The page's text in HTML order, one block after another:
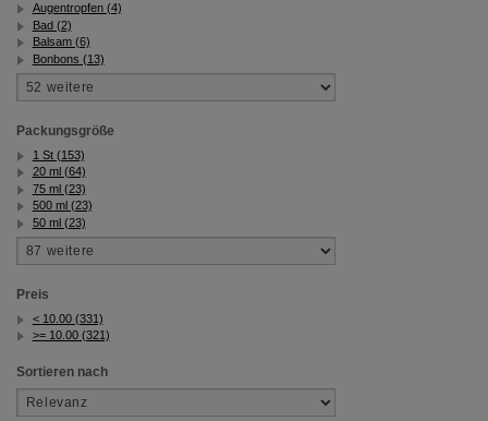
Augentropfen (4)
Bad (2)
Balsam (6)
Bonbons (13)
Packungsgröße
1 St (153)
20 ml (64)
75 ml (23)
500 ml (23)
50 ml (23)
Preis
< 10.00 (331)
>= 10.00 (321)
Sortieren nach